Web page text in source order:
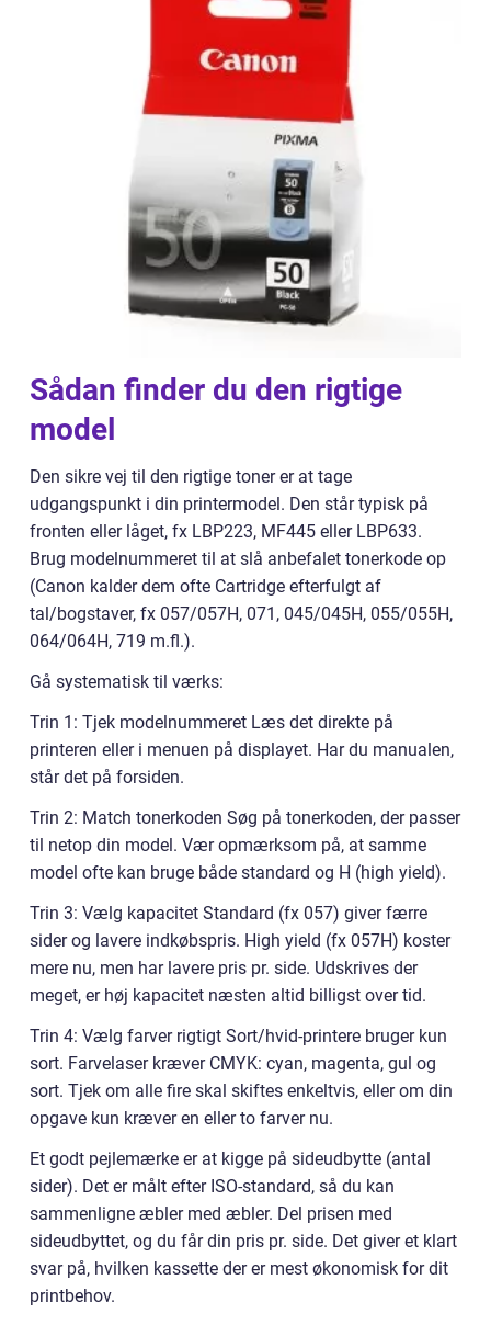
Sådan finder du den rigtige
model
Den sikre vej til den rigtige toner er at tage
udgangspunkt i din printermodel. Den står typisk på
fronten eller låget, fx LBP223, MF445 eller LBP633.
Brug modelnummeret til at slå anbefalet tonerkode op
(Canon kalder dem ofte Cartridge efterfulgt af
tal/bogstaver, fx 057/057H, 071, 045/045H, 055/055H,
064/064H, 719 m.fl.).
Gå systematisk til værks:
Trin 1: Tjek modelnummeret Læs det direkte på
printeren eller i menuen på displayet. Har du manualen,
står det på forsiden.
Trin 2: Match tonerkoden Søg på tonerkoden, der passer
til netop din model. Vær opmærksom på, at samme
model ofte kan bruge både standard og H (high yield).
Trin 3: Vælg kapacitet Standard (fx 057) giver færre
sider og lavere indkøbspris. High yield (fx 057H) koster
mere nu, men har lavere pris pr. side. Udskrives der
meget, er høj kapacitet næsten altid billigst over tid.
Trin 4: Vælg farver rigtigt Sort/hvid-printere bruger kun
sort. Farvelaser kræver CMYK: cyan, magenta, gul og
sort. Tjek om alle fire skal skiftes enkeltvis, eller om din
opgave kun kræver en eller to farver nu.
Et godt pejlemærke er at kigge på sideudbytte (antal
sider). Det er målt efter ISO-standard, så du kan
sammenligne æbler med æbler. Del prisen med
sideudbyttet, og du får din pris pr. side. Det giver et klart
svar på, hvilken kassette der er mest økonomisk for dit
printbehov.